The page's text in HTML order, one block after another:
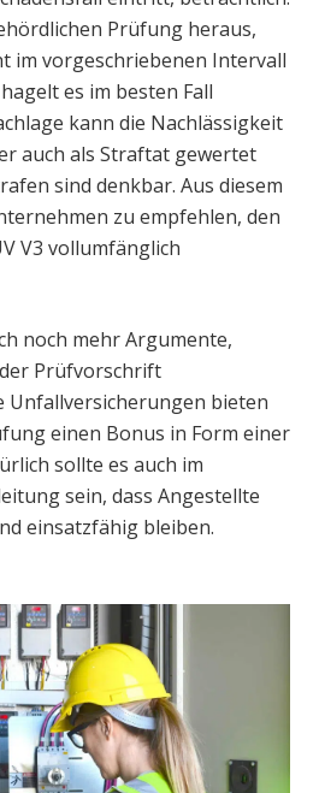
Prüfung heraus,
im vorgeschriebenen Intervall
es im besten Fall
kann die Nachlässigkeit
auch als Straftat gewertet
sind denkbar. Aus diesem
zu empfehlen, den
V3 vollumfänglich
noch mehr Argumente,
Prüfvorschrift
Unfallversicherungen bieten
einen Bonus in Form einer
sollte es auch im
sein, dass Angestellte
einsatzfähig bleiben.